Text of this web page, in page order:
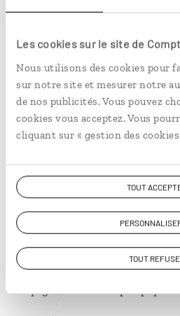
Les cookies sur le site de
Nous utilisons des cookies pour
sur notre site et mesurer notre
de nos publicités. Vous pouvez
cookies vous acceptez. Vous
cliquant sur « gestion des cookies
TOUT
TOUT
comme à la sortie du territoire.
s’applique en tout point
compris aux frontières
Attention ! Les mineurs
disposer d'un passeport
vierges.
Il est important de le noter que
êtes en transit en Afrique du
respecter les formalités
d’Orsay accessible depuis le
http://